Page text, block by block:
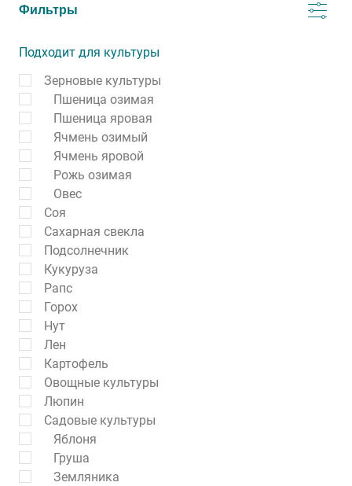
Фильтры
Подходит для культуры
Зерновые культуры
Пшеница озимая
Пшеница яровая
Ячмень озимый
Ячмень яровой
Рожь озимая
Овес
Соя
Сахарная свекла
Подсолнечник
Кукуруза
Рапс
Горох
Нут
Лен
Картофель
Овощные культуры
Люпин
Садовые культуры
Яблоня
Груша
Земляника